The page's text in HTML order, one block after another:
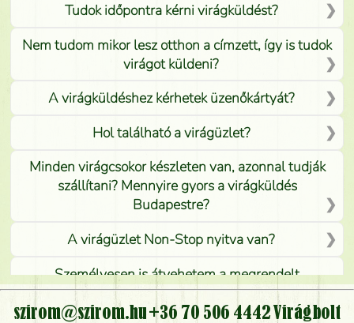
Tudok időpontra kérni virágküldést?
Nem tudom mikor lesz otthon a címzett, így is tudok
virágot küldeni?
A virágküldéshez kérhetek üzenőkártyát?
Hol található a virágüzlet?
Minden virágcsokor készleten van, azonnal tudják
szállítani? Mennyire gyors a virágküldés
Budapestre?
A virágüzlet Non-Stop nyitva van?
Személyesen is átvehetem a megrendelt
virágcsokrot, vagy csak virágküldéssel, kiszállítással
kérhető?
szirom@szirom.hu+36 70 506 4442Virágbolt